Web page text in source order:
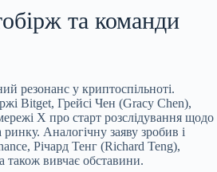
та команди
резонанс у криптоспільноті.
Bitget, Грейсі Чен (Gracy Chen),
X про старт розслідування щодо
Аналогічну заяву зробив і
Річард Тенг (Richard Teng),
також вивчає обставини.